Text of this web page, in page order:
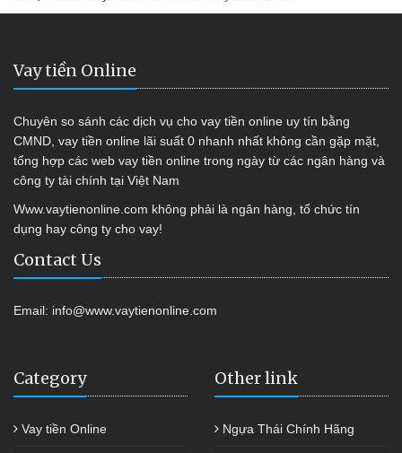
Vay tiền Online
Chuyên so sánh các dịch vụ cho vay tiền online uy tín bằng
CMND, vay tiền online lãi suất 0 nhanh nhất không cần gặp mặt,
tổng hợp các web vay tiền online trong ngày từ các ngân hàng và
công ty tài chính tại Việt Nam
Www.vaytienonline.com không phải là ngân hàng, tổ chức tín
dụng hay công ty cho vay!
Contact Us
Email: info@www.vaytienonline.com
Category
Vay tiền Online
Other link
Ngựa Thái Chính Hãng